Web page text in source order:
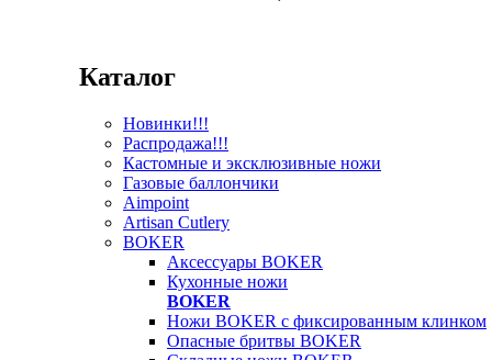
Каталог
Новинки!!!
Распродажа!!!
Кастомные и эксклюзивные ножи
Газовые баллончики
Aimpoint
Artisan Cutlery
BOKER
Аксессуары BOKER
Кухонные ножи
BOKER
Ножи BOKER с фиксированным клинком
Опасные бритвы BOKER